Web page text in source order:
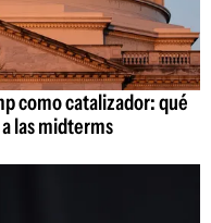
como catalizador: qué
las midterms